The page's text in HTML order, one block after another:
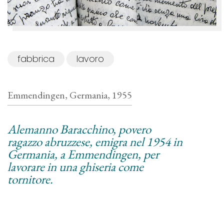
fabbrica lavoro
Emmendingen, Germania, 1955
Alemanno Baracchino, povero
ragazzo abruzzese, emigra nel 1954 in
Germania, a Emmendingen, per
lavorare in una ghiseria come
tornitore.